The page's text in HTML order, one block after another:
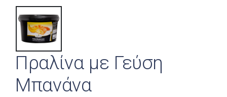
Πραλίνα με Γεύση
Μπανάνα